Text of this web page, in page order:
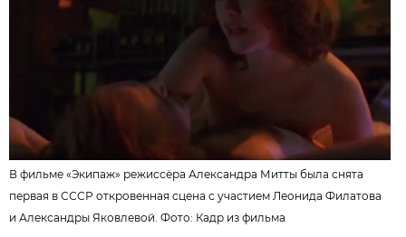
В фильме «Экипаж» режиссёра Александра Митты была снята
первая в СССР откровенная сцена с участием Леонида Филатова
и Александры Яковлевой. Фото: Кадр из фильма